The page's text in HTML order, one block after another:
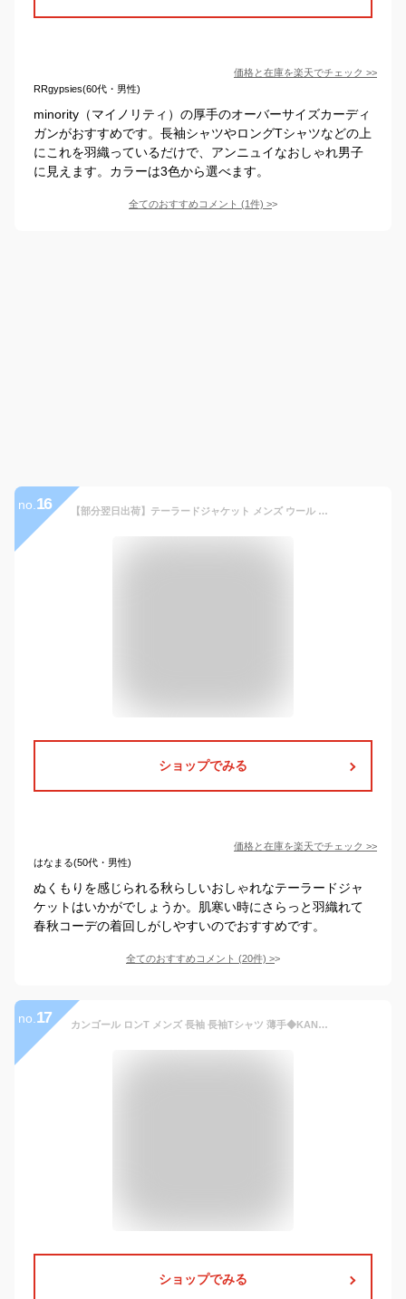
価格と在庫を楽天でチェック >>
RRgypsies(60代・男性)
minority（マイノリティ）の厚手のオーバーサイズカーディ
ガンがおすすめです。長袖シャツやロングTシャツなどの上
にこれを羽織っているだけで、アンニュイなおしゃれ男子
に見えます。カラーは3色から選べます。
全てのおすすめコメント (1件) >
no. 16 【部分翌日出荷】テーラードジャケット メンズ ウール 結婚式 ウールジャケット スーツジャケット ジャケット ヘリンボーン柄 ラシャジャケット ブレザー ビジネスジャケット 大きいサイズ テーラード 紳士服 通勤 オフィス カジュアル テレワーク 秋服 秋冬 ファッション
ショップでみる
価格と在庫を楽天でチェック >>
はなまる(50代・男性)
ぬくもりを感じられる秋らしいおしゃれなテーラードジャ
ケットはいかがでしょうか。肌寒い時にさらっと羽織れて
春秋コーデの着回しがしやすいのでおすすめです。
全てのおすすめコメント (20件) >
no. 17 カンゴール ロンT メンズ 長袖 長袖Tシャツ 薄手◆KANGOL クルーネックロンT◆カットソー 刺繍 ロゴ ブランド ロンティー 黒 白 ブラック ホワイト 春服 秋服 綿 綿100% クルーネック 丸首 コットン メンズファッション 服 おしゃれ かっこいい
ショップでみる